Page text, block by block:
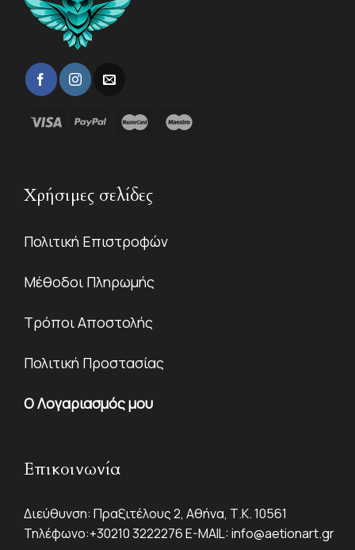
Χρήσιμες σελίδες
Πολιτική Επιστροφών
Μέθοδοι Πληρωμής
Τρόποι Αποστολής
Πολιτική Προστασίας
Ο Λογαριασμός μου
Επικοινωνία
Διεύθυνση: Πραξιτέλους 2, Αθήνα, Τ.Κ. 10561
Τηλέφωνο:+30210 3222276E-MAIL:info@aetionart.gr